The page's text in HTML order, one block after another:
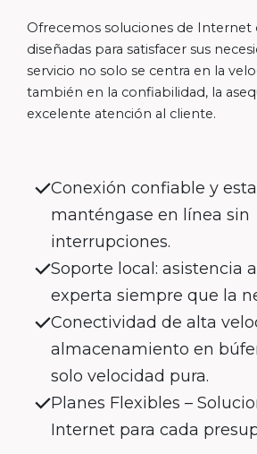
Ofrecemos soluciones de Internet
diseñadas para satisfacer sus
servicio no solo se centra en la
también en la confiabilidad, la
excelente atención al cliente.
Conexión confiable y
manténgase en línea sin
interrupciones.
Soporte local: asistencia
experta siempre que la
Conectividad de alta
almacenamiento en
solo velocidad pura.
Planes Flexibles –
Internet para cada